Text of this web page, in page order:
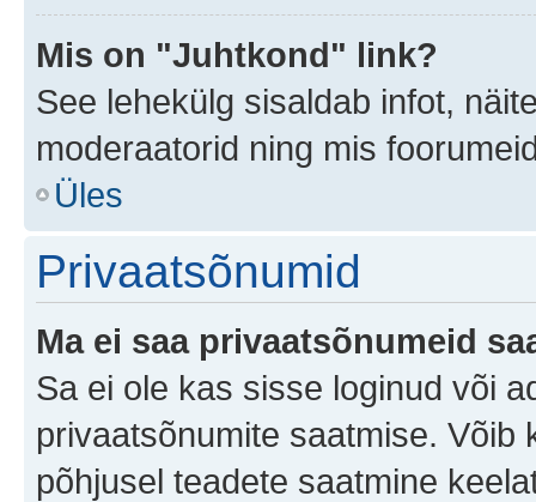
Mis on "Juhtkond" link?
See lehekülg sisaldab infot,
moderaatorid ning mis
Üles
Privaatsõnumid
Ma ei saa privaatsõnumeid
Sa ei ole kas sisse loginud või
privaatsõnumite saatmise. Võib
põhjusel teadete saatmine